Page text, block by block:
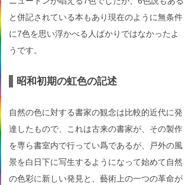
と併記されている本もあり現在のように無条件
に7色を思い浮かべる人ばかりではなかったよ
うです。
昭和初期の虹色の記述
自然の色に対する書家の観念は比較的近代に発
達したもので、これは古来の書家が、その製作
を専ら書室内で行ってい爲であるが、戸外の風
景を白日下に写生するようになって始めて自然
の色彩に新しい発見と、藝術上の一つの革命が